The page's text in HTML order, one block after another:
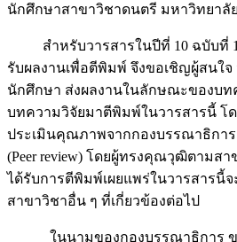
นักศึกษาสาขาวิชาดนตรี มหาวิทยา
สำหรับวารสารในปีที่ 10 ฉบับที่ 1
รับผลงานเพื่อตีพิมพ์ จึงขอเชิญผู้สนใจ
นักศึกษา ส่งผลงานในลักษณะของบท
บทความวิจัยมาตีพิมพ์ในวารสารนี้ โ
ประเมินคุณภาพจากกองบรรณาธิกา
(Peer review) โดยผู้ทรงคุณวุฒิตามส
ได้รับการตีพิมพ์เผยแพร่ในวารสารนี้
สาขาวิชาอื่น ๆ ที่เกี่ยวข้องต่อไป
ในนามของกองบรรณาธิการ ข